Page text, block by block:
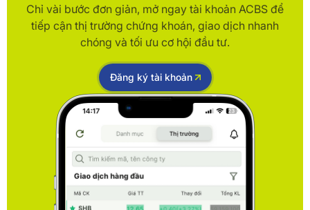
Chỉ vài bước đơn giản, mở ngay tài khoản ACBS để
tiếp cận thị trường chứng khoán, giao dịch nhanh
chóng và tối ưu cơ hội đầu tư.
Đăng ký tài khoản